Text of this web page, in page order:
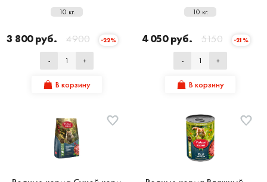
10 кг.
3 800 руб. 4900 -22%
- +
В корзину
10 кг.
4 050 руб. 5150 -21%
- +
В корзину